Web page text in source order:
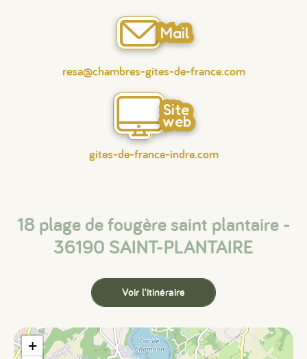
Mail
resa@chambres-gites-de-france.com
Site
web
gites-de-france-indre.com
18 plage de fougère saint plantaire -
36190 SAINT-PLANTAIRE
Voir l'itinéraire
+